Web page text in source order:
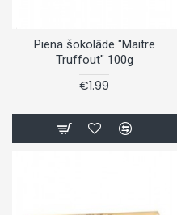
Piena šokolāde "Maitre
Truffout" 100g
€1.99